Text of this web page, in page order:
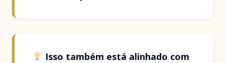
Isso também está alinhado com